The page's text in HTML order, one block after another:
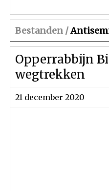
Bestanden /
Opperrabbijn
wegtrekken
21 december 2020